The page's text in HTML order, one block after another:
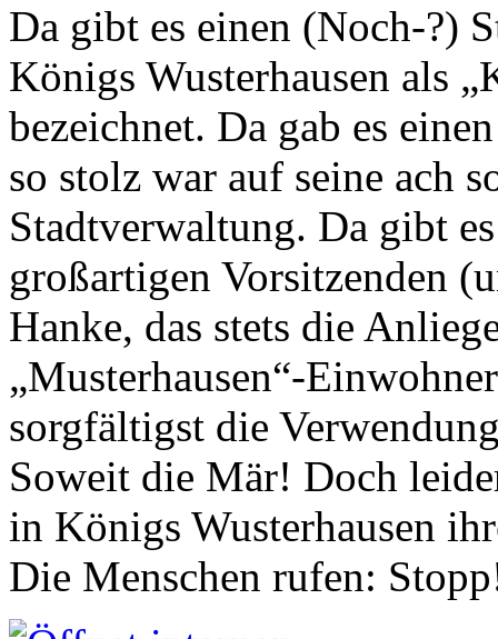
Da gibt es einen (Noch-?)
Königs Wusterhausen als
bezeichnet. Da gab es
so stolz war auf seine ach
Stadtverwaltung. Da gibt
großartigen Vorsitzenden
Hanke, das stets die
„Musterhausen“-
sorgfältigst die
Soweit die Mär! Doch
in Königs Wusterhausen
Die Menschen rufen: